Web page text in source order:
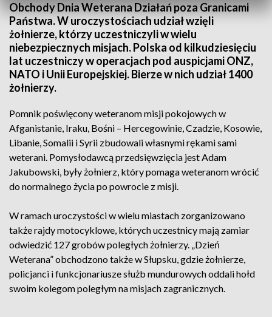
Obchody Dnia Weterana Działań poza Granicami
Państwa. W uroczystościach udział wzięli
żołnierze, którzy uczestniczyli w wielu
niebezpiecznych misjach. Polska od kilkudziesięciu
lat uczestniczy w operacjach pod auspicjami ONZ,
NATO i Unii Europejskiej. Bierze w nich udział 1400
żołnierzy.
Pomnik poświęcony weteranom misji pokojowych w
Afganistanie, Iraku, Bośni – Hercegowinie, Czadzie, Kosowie,
Libanie, Somalii i Syrii zbudowali własnymi rękami sami
weterani. Pomysłodawcą przedsięwzięcia jest Adam
Jakubowski, były żołnierz, który pomaga weteranom wrócić
do normalnego życia po powrocie z misji.
W ramach uroczystości w wielu miastach zorganizowano
także rajdy motocyklowe, których uczestnicy mają zamiar
odwiedzić 127 grobów poległych żołnierzy. „Dzień
Weterana” obchodzono także w Słupsku, gdzie żołnierze,
policjanci i funkcjonariusze służb mundurowych oddali hołd
swoim kolegom poległym na misjach zagranicznych.